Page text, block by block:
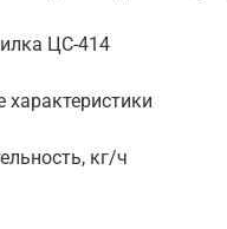
ЦС-414
характеристики
кг/ч